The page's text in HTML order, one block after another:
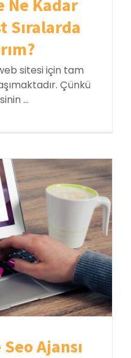
Ne Kadar
Sıralarda
sitesi için tam
Çünkü
...
Ajansı